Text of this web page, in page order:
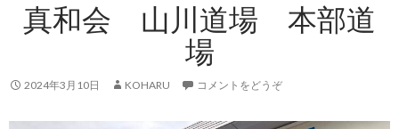
真和会 山川道場 本部道
場
2024年3月10日 KOHARU コメントをどうぞ